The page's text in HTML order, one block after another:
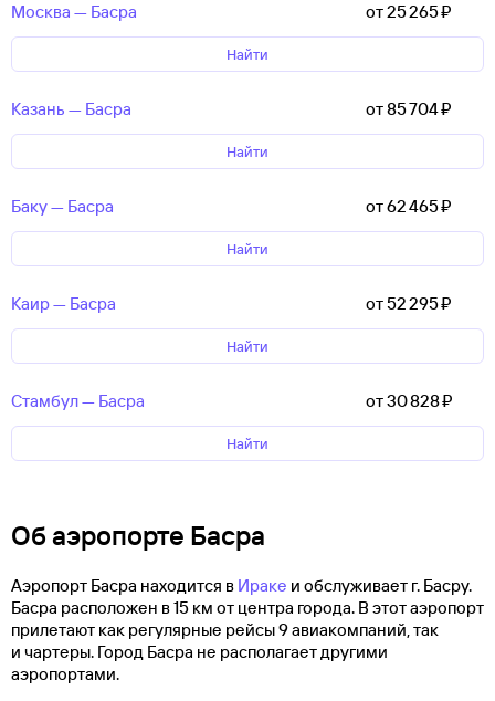
Москва — Басра от 25 ⁠265 ⁠₽
Найти
Казань — Басра от 85 ⁠704 ⁠₽
Найти
Баку — Басра от 62 ⁠465 ⁠₽
Найти
Каир — Басра от 52 ⁠295 ⁠₽
Найти
Стамбул — Басра от 30 ⁠828 ⁠₽
Найти
Об аэропорте Басра
Аэропорт Басра находится в Ираке и обслуживает г. Басру.
Басра расположен в 15 км от центра города. В этот аэропорт
прилетают как регулярные рейсы 9 авиакомпаний, так
и чартеры. Город Басра не располагает другими
аэропортами.